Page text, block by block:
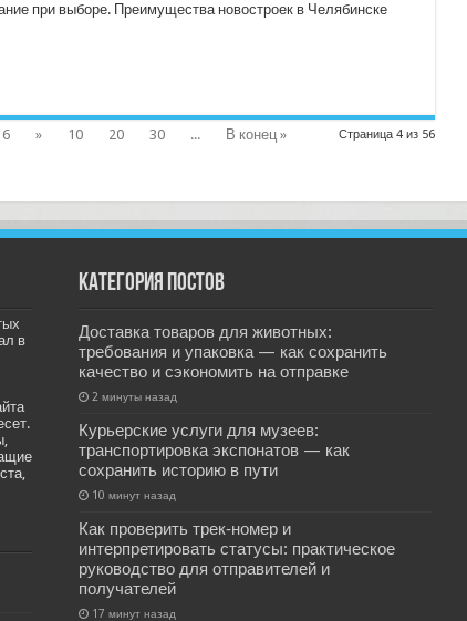
при выборе. Преимущества новостроек в Челябинске
Страница 4 из 56
6 » 10 20 30 ... В конец »
в
Категория постов
Доставка товаров для животных:
требования и упаковка — как сохранить
качество и сэкономить на отправке
2 минуты назад
Курьерские услуги для музеев:
транспортировка экспонатов — как
сохранить историю в пути
10 минут назад
Как проверить трек‑номер и
интерпретировать статусы: практическое
руководство для отправителей и
получателей
17 минут назад